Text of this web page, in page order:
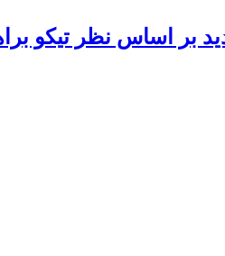
بر اساس نظر تیکو